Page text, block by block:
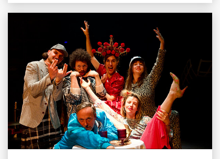
Plus d'information sur l'évènement J'adore ma